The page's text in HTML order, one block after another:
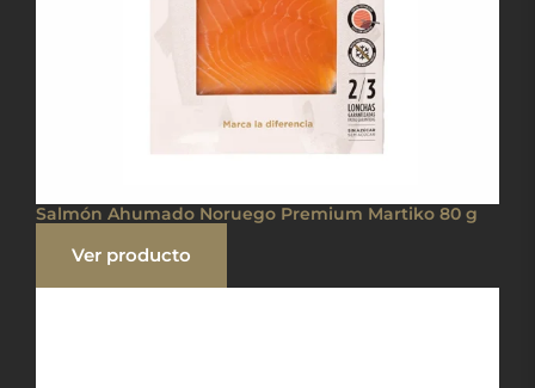
Salmón Ahumado Noruego Premium Martiko 80 g
Ver producto